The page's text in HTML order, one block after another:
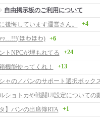
自由掲示板のご利用について
後悔しています運営さん。
+4
ｯ…!!!(ほわほわ)
+6
トNPCが埋もれてる
+24
機能使ってくれ！ +13
ャの／パンのサポート選択ボック
ショトカや戦闘UI設定についての
タ】パンの出席簿RTA
+1